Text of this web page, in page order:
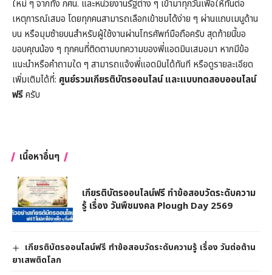
ใหม่ ๆ จากทั้ง กศน. และหน่วยงานรัฐต่าง ๆ เข้ามาทุกวันเพื่อให้ทันต่อ
เหตุการณ์เสมอ โดยทุกคนสามารถเลือกเข้าชมได้ง่าย ๆ ผ่านแถบเมนูด้าน
บน หรือมุมซ้ายบนสำหรับผู้ใช้งานผ่านโทรศัพท์มือถือครับ สุดท้ายนี้ขอ
ขอบคุณน้อง ๆ ทุกคนที่ติดตามบทความของพี่แอดมินเสมอมา หากมีข้อ
แนะนำหรือคำถามใด ๆ สามารถแจ้งพี่แอดมินได้ทันที หรือดูรายละเอียด
เพิ่มเติมได้ที่: ศูนย์รวมเกียรติบัตรออนไลน์ และแบบทดสอบออนไลน์
ฟรีครับ
เนื้อหาอื่นๆ
เกียรติบัตรออนไลน์ฟรี ทำข้อสอบวัดระดับความ
รู้ เรื่อง วันพืชมงคล Plough Day 2569
เกียรติบัตรออนไลน์ฟรี ทำข้อสอบวัดระดับความรู้ เรื่อง วันต่อต้าน
ยาเสพติดโลก